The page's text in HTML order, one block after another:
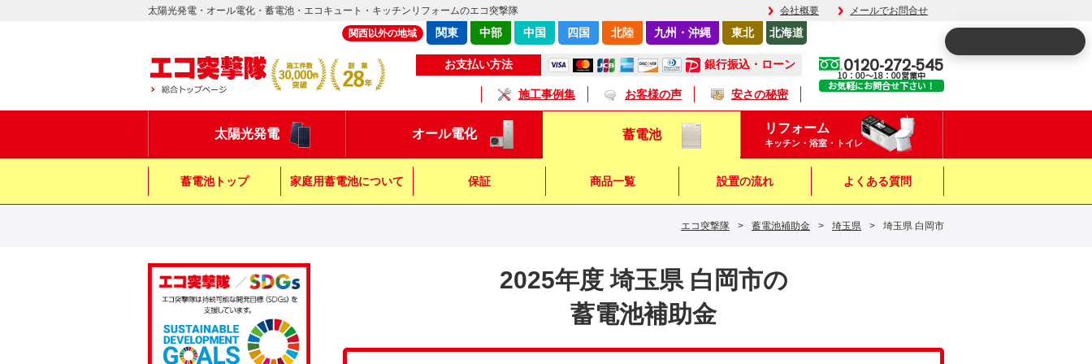
太陽光発電・オール電化・蓄電池・エコキュート・キッチンリフォームのエコ突撃隊 会社概要 メールでお問合せ
お支払い方法 銀行振込・ローン
施工事例集 お客様の声 安さの秘密
関西以外の地域 関東 中部 中国 四国 北陸 九州・沖縄 東北 北海道
0120-272-545
10：00～18：00営業中
お気軽にお問合せ下さい！
太陽光発電 オール電化 蓄電池 リフォーム
キッチン・浴室・トイレ
蓄電池トップ 家庭用蓄電池について 保証 商品一覧 設置の流れ よくある質問
エコ突撃隊 > 蓄電池補助金 > 埼玉県 > 埼玉県 白岡市
2025年度 埼玉県 白岡市の
蓄電池補助金